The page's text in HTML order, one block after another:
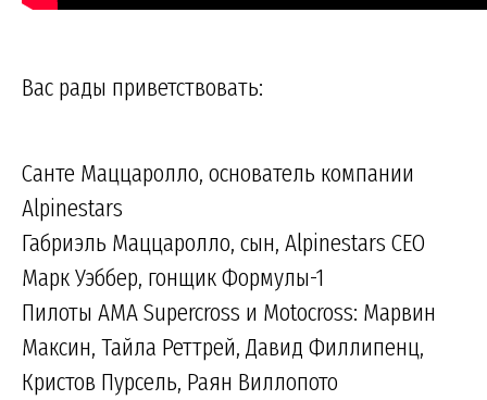
Вас рады приветствовать:
Санте Маццаролло, основатель компании
Alpinestars
Габриэль Маццаролло, сын, Alpinestars CEO
Марк Уэббер, гонщик Формулы-1
Пилоты AMA Supercross и Motocross: Марвин
Максин, Тайла Реттрей, Давид Филлипенц,
Кристов Пурсель, Раян Виллопото